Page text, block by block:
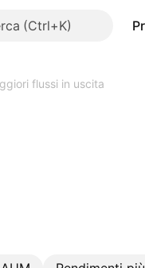
flussi in uscita